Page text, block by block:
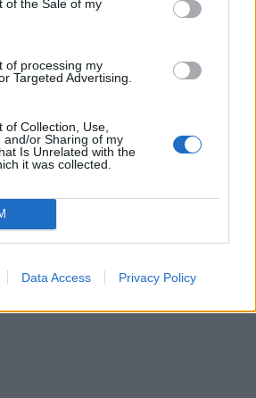
of the Sale of my
of processing my
Targeted Advertising.
of Collection, Use,
and/or Sharing of my
Is Unrelated with the
it was collected.
Data Access Privacy Policy
Klaipėdiečių automobiliai:
kiek ir kokių daugiausiai